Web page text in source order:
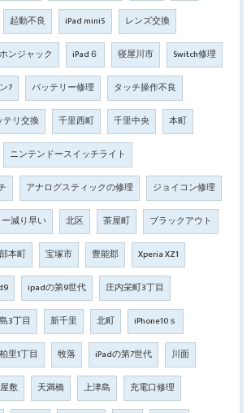
起動不良 iPad mini5 レンズ交換
ンジャック iPad６ 寝屋川市 Switch修理
7 バッテリー修理 タッチ操作不良
テリ交換 千里西町 千里中央 本町
ニンテンドースイッチライト
アナログスティックの修理 ジョイコン修理
減り早い 北区 茶屋町 ブラックアウト
本町 宝塚市 豊能郡 Xperia XZ1
ipadの第9世代 庄内栄町3丁目
3丁目 新千里 北町 iPhone10ｓ
柏里1丁目 牧落 iPadの第7世代 川面
敷 天満橋 上津島 充電口修理